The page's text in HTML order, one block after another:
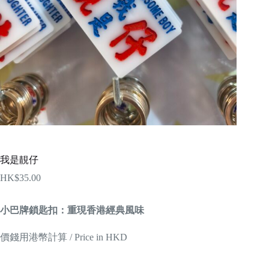
我是靚仔
HK$35.00
小巴牌鎖匙扣：重現香港經典風味
價錢用港幣計算 / Price in HKD